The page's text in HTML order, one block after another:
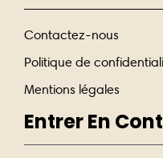
Contactez-nous
Politique de
Mentions légales
Entrer En